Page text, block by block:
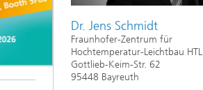
Dr. Jens Schmidt
Fraunhofer-Zentrum für
Hochtemperatur-Leichtbau HTL
Gottlieb-Keim-Str. 62
95448 Bayreuth